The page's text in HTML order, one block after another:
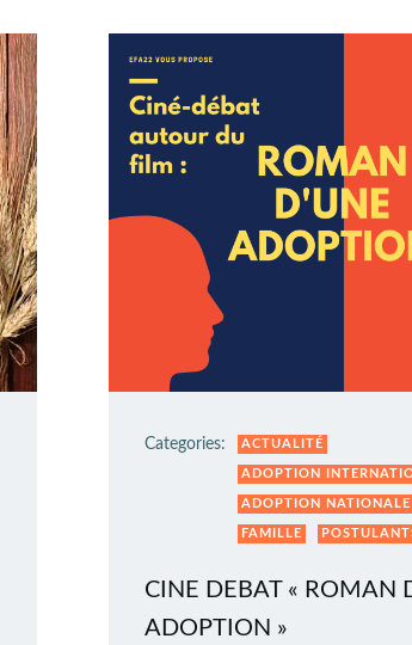
Categories: ACTUALITÉ
ADOPTION
ADOPTION NATIONALE
FAMILLE
CINE DEBAT « ROMAN
ADOPTION »